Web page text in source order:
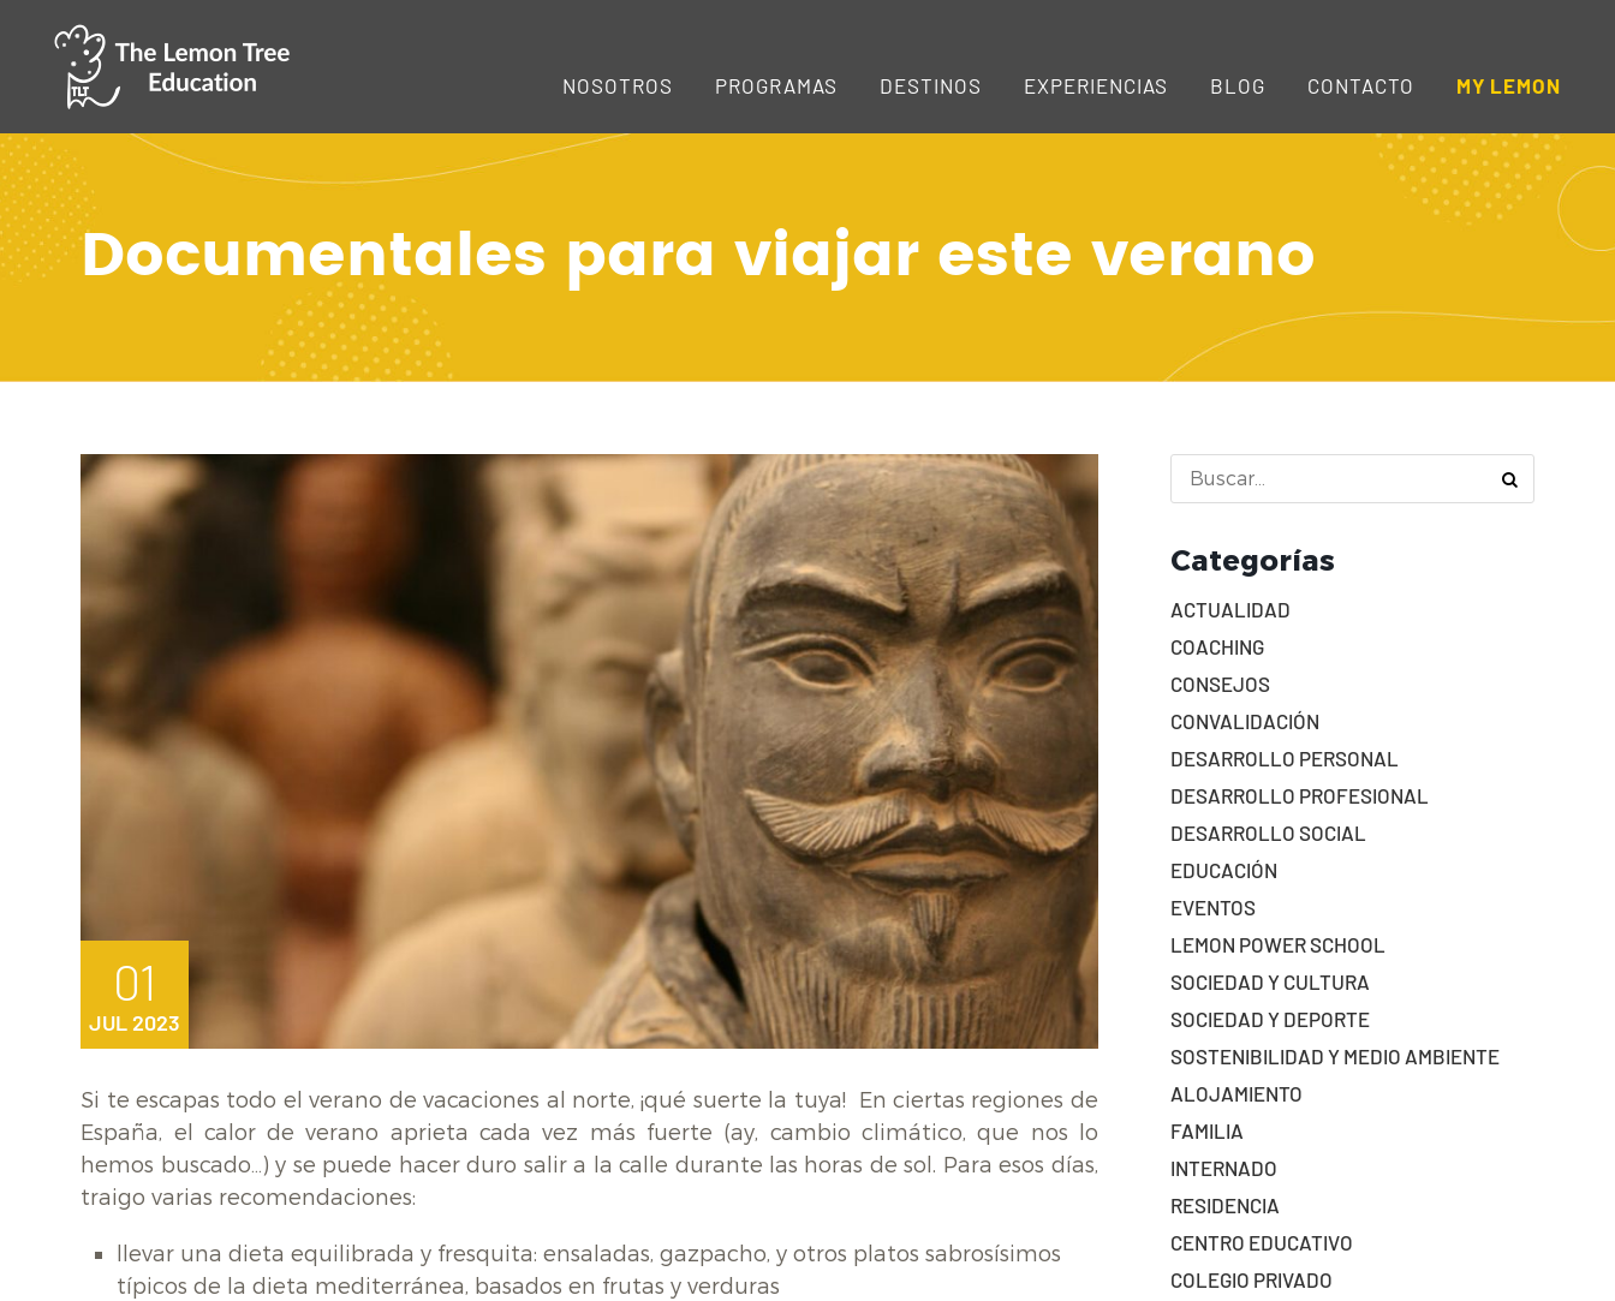
NOSOTROS PROGRAMAS DESTINOS EXPERIENCIAS BLOG CONTACTO MY LEMON
Documentales para viajar este verano
01
JUL 2023
Si te escapas todo el verano de vacaciones al norte, ¡qué suerte la tuya! En ciertas regiones de
España, el calor de verano aprieta cada vez más fuerte (ay, cambio climático, que nos lo
hemos buscado…) y se puede hacer duro salir a la calle durante las horas de sol. Para esos días,
traigo varias recomendaciones:
llevar una dieta equilibrada y fresquita: ensaladas, gazpacho, y otros platos sabrosísimos
típicos de la dieta mediterránea, basados en frutas y verduras
Categorías
ACTUALIDAD
COACHING
CONSEJOS
CONVALIDACIÓN
DESARROLLO PERSONAL
DESARROLLO PROFESIONAL
DESARROLLO SOCIAL
EDUCACIÓN
EVENTOS
LEMON POWER SCHOOL
SOCIEDAD Y CULTURA
SOCIEDAD Y DEPORTE
SOSTENIBILIDAD Y MEDIO AMBIENTE
ALOJAMIENTO
FAMILIA
INTERNADO
RESIDENCIA
CENTRO EDUCATIVO
COLEGIO PRIVADO